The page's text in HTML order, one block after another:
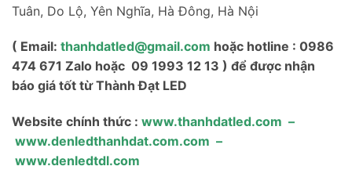
Tuân, Do Lộ, Yên Nghĩa, Hà Đông, Hà Nội
( Email: thanhdatled@gmail.com hoặc hotline : 0986
474 671 Zalo hoặc 09 1993 12 13 ) để được nhận
báo giá tốt từ Thành Đạt LED
Website chính thức : www.thanhdatled.com –
www.denledthanhdat.com.com –
www.denledtdl.com